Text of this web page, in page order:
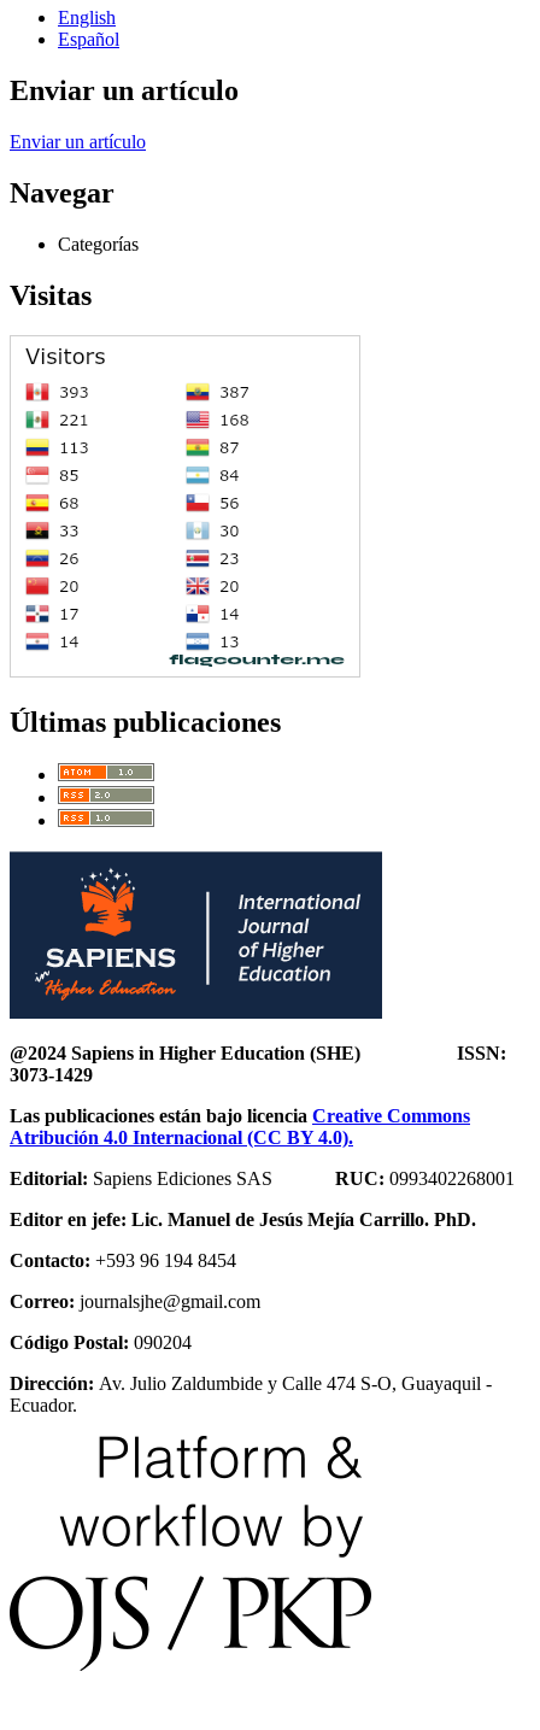
English
Español
Enviar un artículo
Enviar un artículo
Navegar
Categorías
Visitas
Últimas publicaciones
@2024 Sapiens in Higher Education (SHE) ISSN:
3073-1429
Las publicaciones están bajo licencia Creative Commons
Atribución 4.0 Internacional (CC BY 4.0).
Editorial: Sapiens Ediciones SAS RUC: 0993402268001
Editor en jefe: Lic. Manuel de Jesús Mejía Carrillo. PhD.
Contacto: +593 96 194 8454
Correo: journalsjhe@gmail.com
Código Postal: 090204
Dirección: Av. Julio Zaldumbide y Calle 474 S-O, Guayaquil -
Ecuador.